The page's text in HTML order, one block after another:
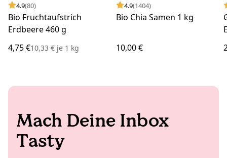
4.9(80)
Bio Fruchtaufstrich
Erdbeere 460 g
4,75 €10,33 € je 1 kg
4.9(1404)
Bio Chia Samen 1 kg
10,00 €
Mach Deine Inbox
Tasty